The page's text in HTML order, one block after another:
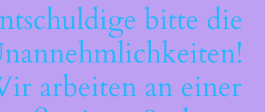
bitte die
arbeiten an einer